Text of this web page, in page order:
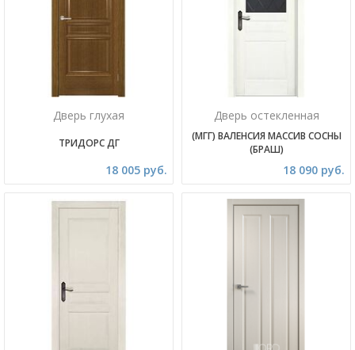
Дверь глухая
ТРИДОРС ДГ
18 005 руб.
Дверь остекленная
(МГГ) ВАЛЕНСИЯ МАССИВ СОСНЫ
(БРАШ)
18 090 руб.